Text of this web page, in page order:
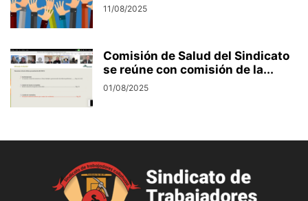
11/08/2025
Comisión de Salud del Sindicato
se reúne con comisión de la...
01/08/2025